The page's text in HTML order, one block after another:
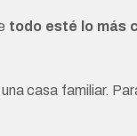
todo esté lo más
casa familiar.